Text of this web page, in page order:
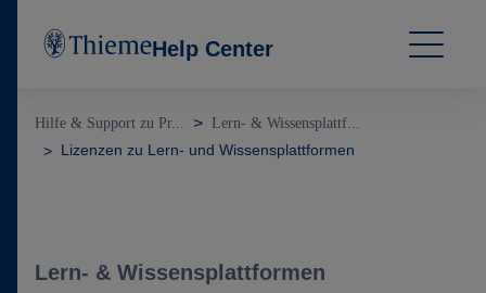
Help Center
Hilfe & Support zu Pr... Lern- & Wissensplattf...
Lizenzen zu Lern- und Wissensplattformen
Lern- & Wissensplattformen